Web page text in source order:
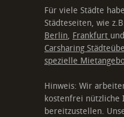
Für viele Städte
Städteseiten, wie
Berlin, Frankfurt
Carsharing
spezielle
Hinweis: Wir
kostenfrei nützliche
bereitzustellen.